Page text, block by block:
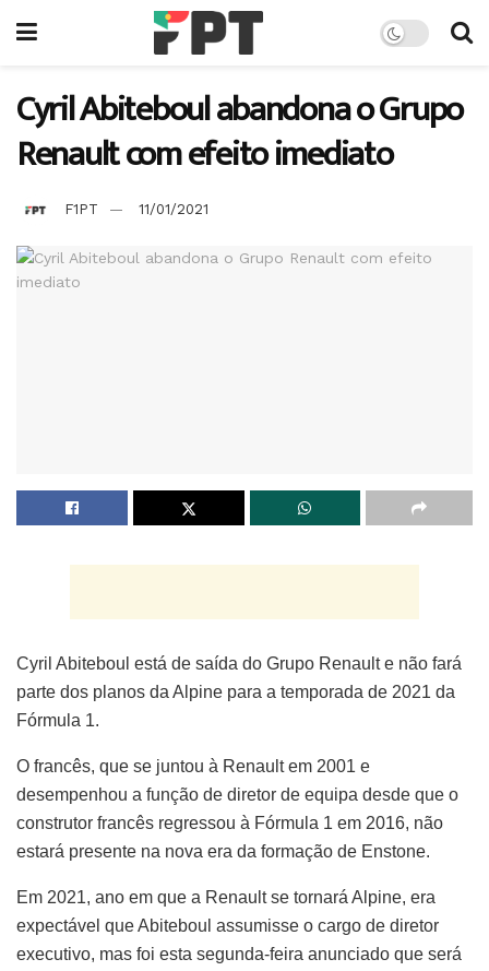
Cyril Abiteboul abandona o Grupo
Renault com efeito imediato
F1PT 11/01/2021
Cyril Abiteboul está de saída do Grupo Renault e não fará
parte dos planos da Alpine para a temporada de 2021 da
Fórmula 1.
O francês, que se juntou à Renault em 2001 e
desempenhou a função de diretor de equipa desde que o
construtor francês regressou à Fórmula 1 em 2016, não
estará presente na nova era da formação de Enstone.
Em 2021, ano em que a Renault se tornará Alpine, era
expectável que Abiteboul assumisse o cargo de diretor
executivo, mas foi esta segunda-feira anunciado que será